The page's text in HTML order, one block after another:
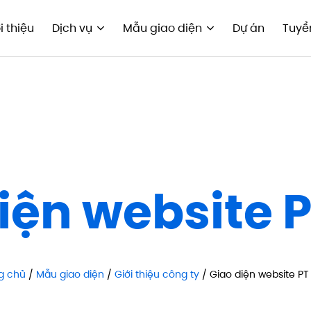
thiệu Dịch vụ Mẫu giao diện Dự án
website
chủ / Mẫu giao diện / Giới thiệu công ty/ Giao diện website